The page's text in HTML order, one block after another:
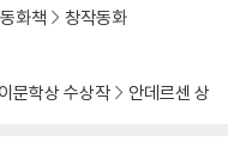
문학상 수상작 안데르센 상
화책 창작동화